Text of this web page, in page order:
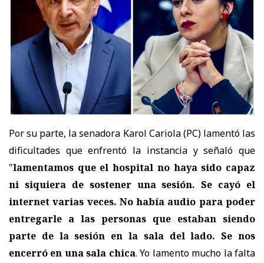
Por su parte, la senadora Karol Cariola (PC) lamentó las
dificultades que enfrentó la instancia y señaló que
"lamentamos que el hospital no haya sido capaz
ni siquiera de sostener una sesión. Se cayó el
internet varias veces. No había audio para poder
entregarle a las personas que estaban siendo
parte de la sesión en la sala del lado. Se nos
encerró en una sala chica. Yo lamento mucho la falta